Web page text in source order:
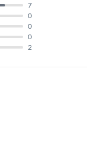
2
0
0
0
7